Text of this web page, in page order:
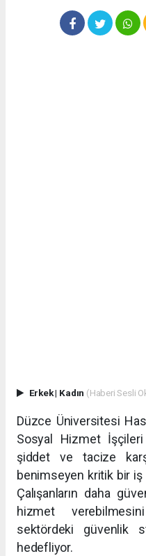
Erkek| Kadın (Haberi Sesli
Düzce Üniversitesi
Sosyal Hizmet İşçileri
şiddet ve tacize
benimseyen kritik bir iş
Çalışanların daha
hizmet
sektördeki güvenlik
hedefliyor.